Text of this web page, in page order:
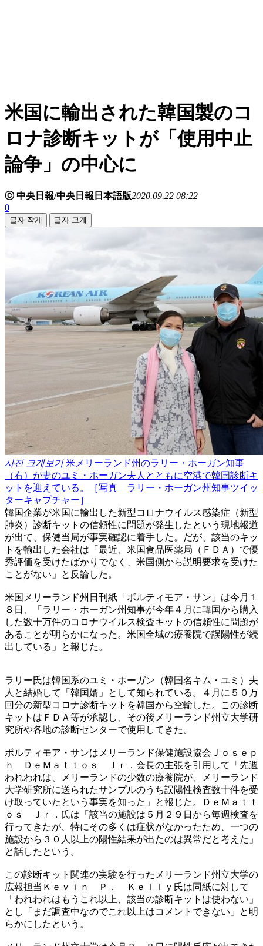
米国に輸出された韓国製のコ
ロナ診断キットが「使用中止
論争」の中心に
ⓒ 中央日報/中央日報日本語版2020.09.22 08:22
0
글자 작게 글자 크게
사진 크게보기 米メリーランド州のラリー・ホーガン知事
（右）が妻のユミ・ホーガン夫人とともに空港で韓国診断キ
ットを迎えている。［写真 ラリー・ホーガン州知事ツイッ
ターキャプチャー］
韓国企業が米国に輸出した新型コロナウイルス感染症（新型
肺炎）診断キットの信頼性に問題が発生したという現地報道
が出て、保健当局が事実確認に着手した。だが、該当のキッ
トを輸出した会社は「最近、米国食品医薬局（ＦＤＡ）で優
秀評価を受けたばかりでなく、米国側から説明要求を受けた
ことがない」と反論した。
米国メリーランド州日刊紙「ボルティモア・サン」は今月１
８日、「ラリー・ホーガン州知事が今年４月に韓国から購入
した数十万件のコロナウイルス検査キットの信頼性に問題が
あることが明らかになった。米国全域の療養院で誤陽性が続
出している」と報じた。
ラリー氏は韓国系のユミ・ホーガン（韓国名キム・ユミ）夫
人と結婚して「韓国婿」として知られている。４月に５０万
回分の新型コロナ診断キットを韓国から空輸した。この診断
キットはＦＤＡ等が承認し、その後メリーランド州立大学研
究所や各地の診断センターで使用してきた。
ボルティモア・サンはメリーランド保健施設協会Ｊｏｓｅｐ
ｈ ＤｅＭａｔｔｏｓ Ｊｒ．会長の主張を引用して「先週
われわれは、メリーランドの少数の療養院が、メリーランド
大学研究所に送られたサンプルのうち誤陽性検査数十件を受
け取っていたという事実を知った」と報じた。ＤｅＭａｔｔ
ｏｓ Ｊｒ．氏は「該当の施設は５月２９日から毎週検査を
行ってきたが、特にその多くは症状がなかったため、一つの
施設から３０人以上の陽性結果が出たのは異常だと考えた」
と話したという。
この診断キット関連の実験を行ったメリーランド州立大学の
広報担当Ｋｅｖｉｎ Ｐ． Ｋｅｌｌｙ氏は同紙に対して
「われわれはもうこれ以上、該当の診断キットは使わない」
とし「まだ調査中なのでこれ以上はコメントできない」と明
らかにしたという。